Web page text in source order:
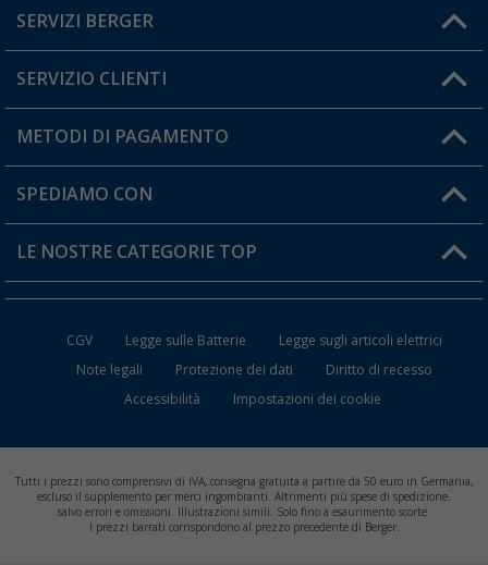
Hai una domanda?
SERVIZI BERGER
Diventare rivenditori
Il mio Account
Carta fedeltà Berger
SERVIZIO CLIENTI
Informazioni sulla spedizione
Resi
FAQ e Contatti
METODI DI PAGAMENTO
SPEDIAMO CON
LE NOSTRE CATEGORIE TOP
Mobili per il Campeggio
Frigo Portatili
Climatizzatori per Camper
CGV Legge sulle Batterie
Legge sugli articoli elettrici
Note legali
Protezione dei dati
Diritto di recesso
Accessibilità
Impostazioni dei cookie
Tutti i prezzi sono comprensivi di IVA, consegna gratuita a partire da 50 euro in Germania,
escluso il supplemento per merci ingombranti. Altrimenti più spese di spedizione.
salvo errori e omissioni. Illustrazioni simili. Solo fino a esaurimento scorte.
I prezzi barrati corrispondono al prezzo precedente di Berger.